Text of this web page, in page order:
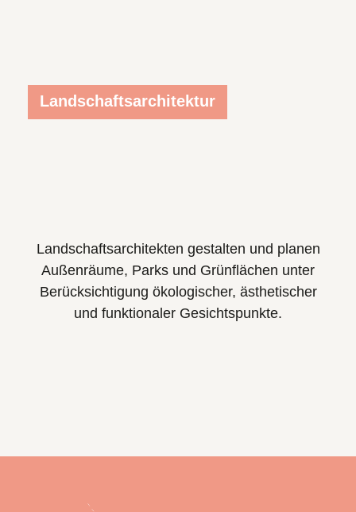
Landschaftsarchitektur
Landschaftsarchitekten gestalten und planen
Außenräume, Parks und Grünflächen unter
Berücksichtigung ökologischer, ästhetischer
und funktionaler Gesichtspunkte.